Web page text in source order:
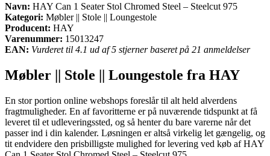
Navn: HAY Can 1 Seater Stol Chromed Steel – Steelcut 975
Kategori: Møbler || Stole || Loungestole
Producent: HAY
Varenummer: 15013247
EAN: Vurderet til 4.1 ud af 5 stjerner baseret på 21 anmeldelser
Møbler || Stole || Loungestole fra HAY
En stor portion online webshops foreslår til alt held alverdens
fragtmuligheder. En af favoritterne er på nuværende tidspunkt at få
leveret til et udleveringssted, og så henter du bare varerne når det
passer ind i din kalender. Løsningen er altså virkelig let gængelig, og
tit endvidere den prisbilligste mulighed for levering ved køb af HAY